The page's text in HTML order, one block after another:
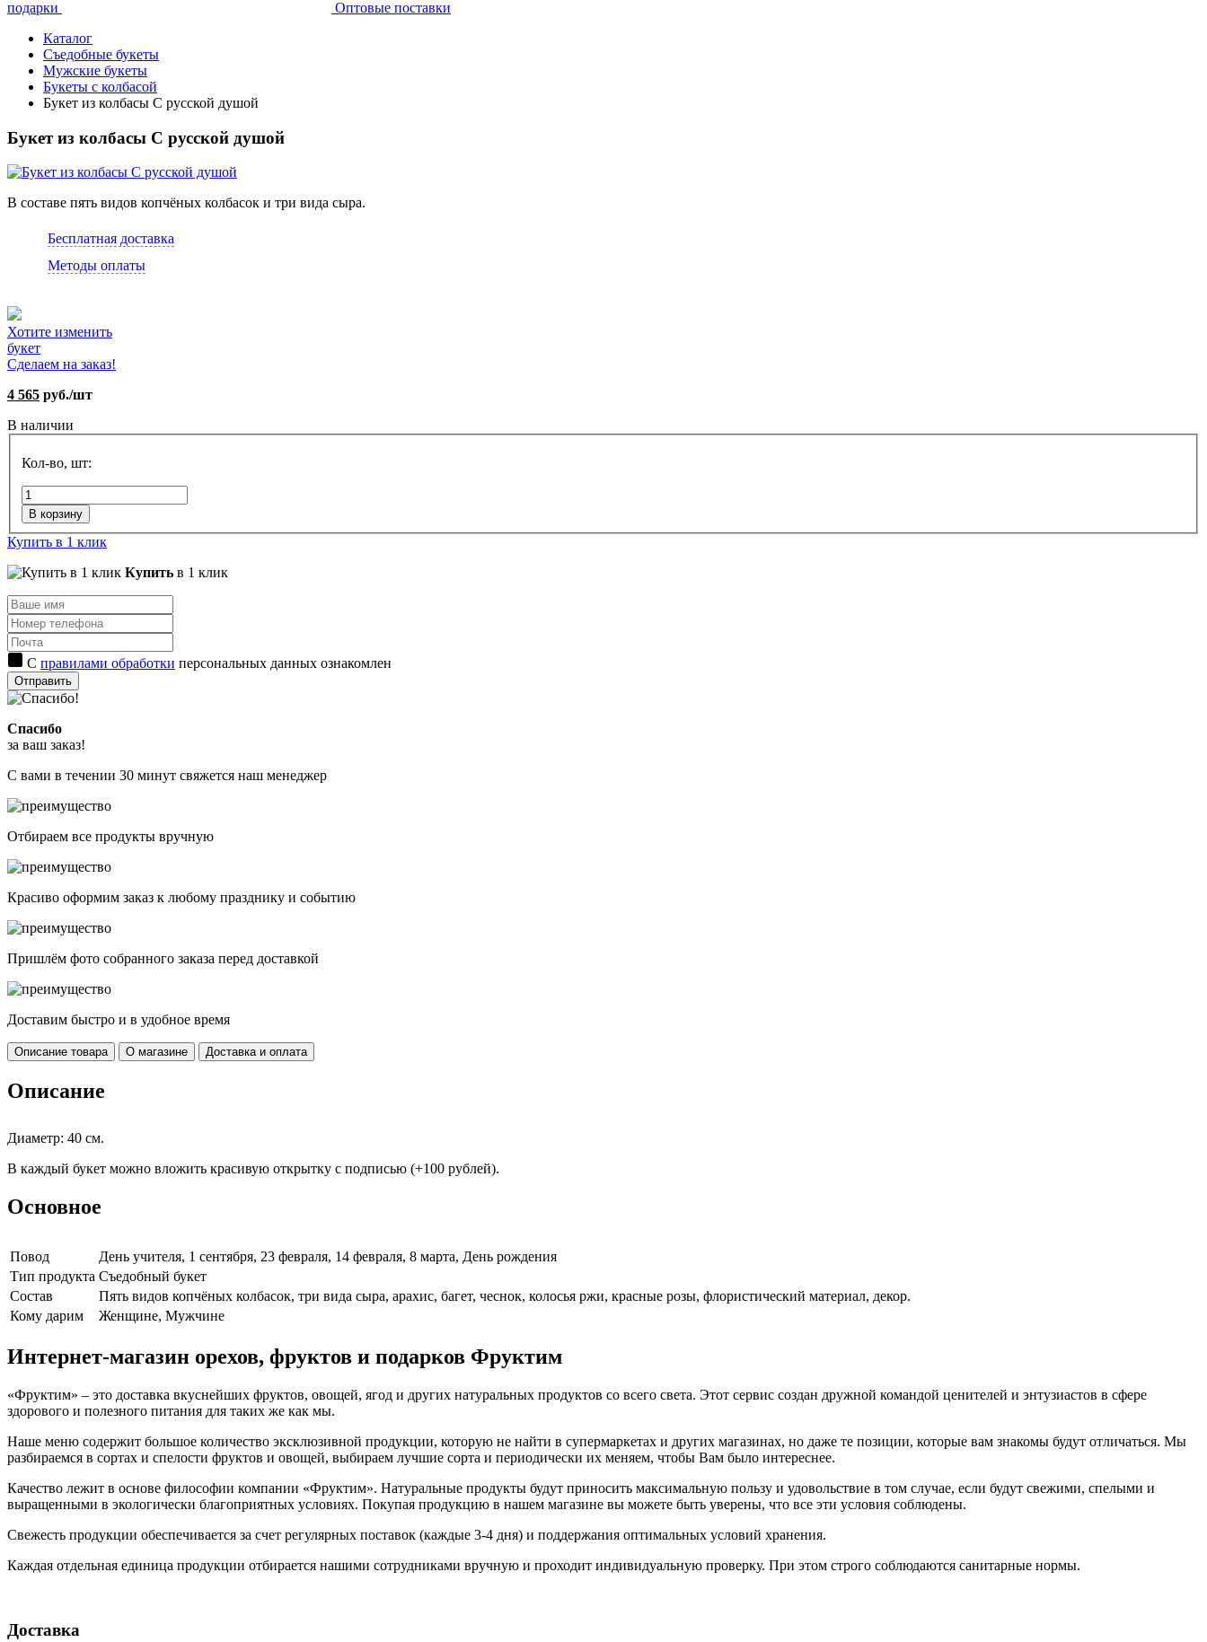
подарки
Оптовые поставки
Каталог
Съедобные букеты
Мужские букеты
Букеты с колбасой
Букет из колбасы С русской душой
Букет из колбасы С русской душой
В составе пять видов копчёных колбасок и три вида сыра.
Бесплатная доставка
Методы оплаты
Хотите изменить
букет
Сделаем на заказ!
4 565 руб./шт
В наличии
Кол-во, шт:
В корзину
Купить в 1 клик
Купить в 1 клик
С правилами обработки персональных данных ознакомлен
Отправить
Спасибо
за ваш заказ!
С вами в течении 30 минут свяжется наш менеджер
Отбираем все продукты вручную
Красиво оформим заказ к любому празднику и событию
Пришлём фото собранного заказа перед доставкой
Доставим быстро и в удобное время
Описание товара О магазине Доставка и оплата
Описание
Диаметр: 40 см.
В каждый букет можно вложить красивую открытку с подписью (+100 рублей).
Основное
Повод
День учителя, 1 сентября, 23 февраля, 14 февраля, 8 марта, День рождения
Тип продукта Съедобный букет
Cостав
Пять видов копчёных колбасок, три вида сыра, арахис, багет, чеснок, колосья ржи, красные розы, флористический материал, декор.
Кому дарим
Женщине, Мужчине
Интернет-магазин орехов, фруктов и подарков Фруктим
«Фруктим» – это доставка вкуснейших фруктов, овощей, ягод и других натуральных продуктов со всего света. Этот сервис создан дружной командой ценителей и энтузиастов в сфере
здорового и полезного питания для таких же как мы.
Наше меню содержит большое количество эксклюзивной продукции, которую не найти в супермаркетах и других магазинах, но даже те позиции, которые вам знакомы будут отличаться. Мы
разбираемся в сортах и спелости фруктов и овощей, выбираем лучшие сорта и периодически их меняем, чтобы Вам было интереснее.
Качество лежит в основе философии компании «Фруктим». Натуральные продукты будут приносить максимальную пользу и удовольствие в том случае, если будут свежими, cпелыми и
выращенными в экологически благоприятных условиях. Покупая продукцию в нашем магазине вы можете быть уверены, что все эти условия соблюдены.
Свежесть продукции обеспечивается за счет регулярных поставок (каждые 3-4 дня) и поддержания оптимальных условий хранения.
Каждая отдельная единица продукции отбирается нашими сотрудниками вручную и проходит индивидуальную проверку. При этом строго соблюдаются санитарные нормы.
Доставка